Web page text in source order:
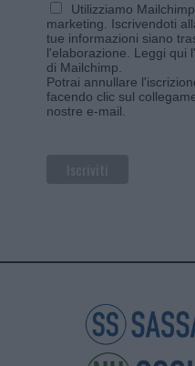
Utilizziamo
marketing. Iscrivendoti
tue informazioni siano
l'elaborazione. Leggi qui
di Mailchimp
Potrai annullare
facendo clic sul
nostre e-mail.